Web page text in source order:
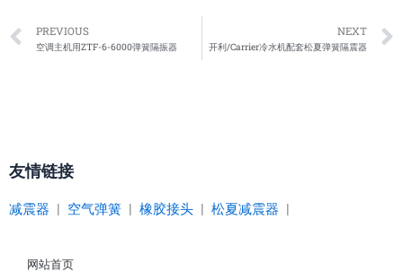
Prev
PREVIOUS
空调主机用ZTF-6-6000弹簧隔振器
NEXT
开利/Carrier冷水机配套松夏弹簧隔震器
友情链接
减震器 空气弹簧 橡胶接头 松夏减震器
网站首页